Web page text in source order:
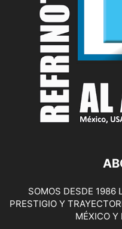
SOMOS DESDE 1986
PRESTIGIO Y
MÉXICO Y